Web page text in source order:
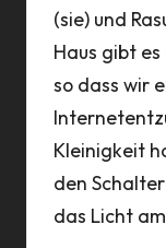
(sie) und
Haus gibt
so dass wir
Kleinigkeit
den
das Licht